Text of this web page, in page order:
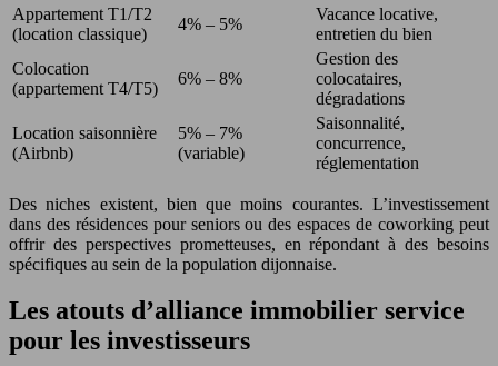
Appartement T1/T2
(location classique)
4% – 5%
Vacance locative,
entretien du bien
Colocation
(appartement T4/T5)
6% – 8%
Gestion des
colocataires,
dégradations
Location saisonnière
(Airbnb)
5% – 7%
(variable)
Saisonnalité,
concurrence,
réglementation
Des niches existent, bien que moins courantes. L’investissement
dans des résidences pour seniors ou des espaces de coworking peut
offrir des perspectives prometteuses, en répondant à des besoins
spécifiques au sein de la population dijonnaise.
Les atouts d’alliance immobilier service
pour les investisseurs